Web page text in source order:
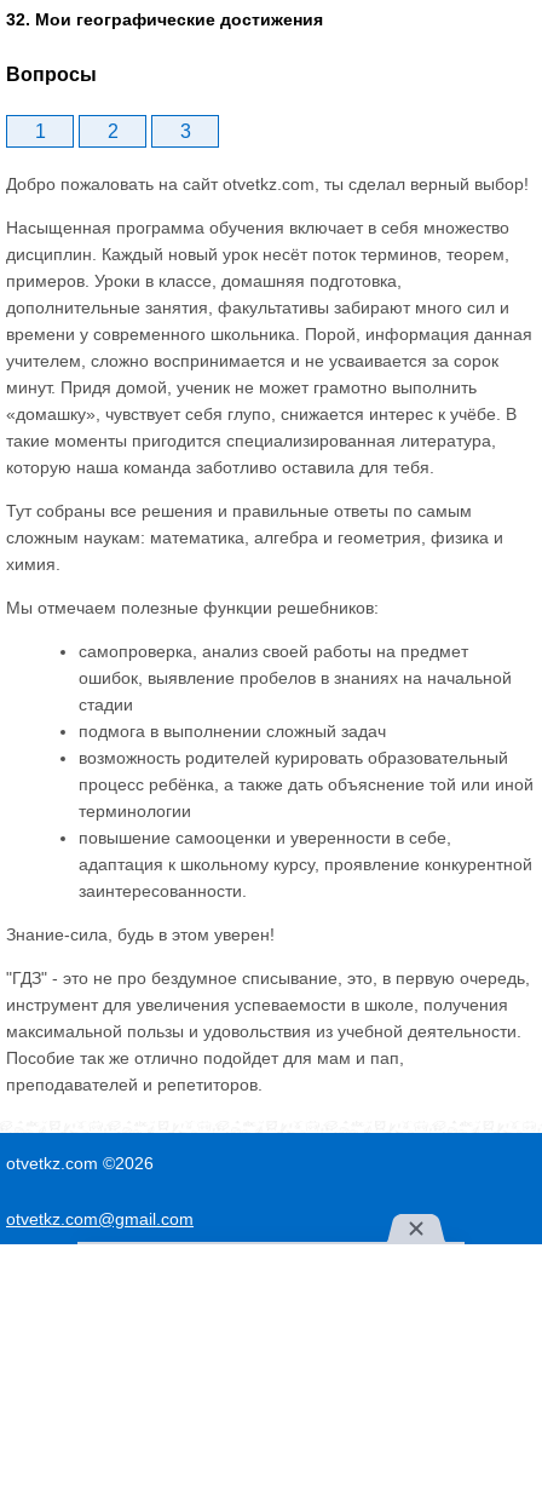
32. Мои географические достижения
Вопросы
1 2 3
Добро пожаловать на сайт otvetkz.com, ты сделал верный выбор!
Насыщенная программа обучения включает в себя множество
дисциплин. Каждый новый урок несёт поток терминов, теорем,
примеров. Уроки в классе, домашняя подготовка,
дополнительные занятия, факультативы забирают много сил и
времени у современного школьника. Порой, информация данная
учителем, сложно воспринимается и не усваивается за сорок
минут. Придя домой, ученик не может грамотно выполнить
«домашку», чувствует себя глупо, снижается интерес к учёбе. В
такие моменты пригодится специализированная литература,
которую наша команда заботливо оставила для тебя.
Тут собраны все решения и правильные ответы по самым
сложным наукам: математика, алгебра и геометрия, физика и
химия.
Мы отмечаем полезные функции решебников:
самопроверка, анализ своей работы на предмет
ошибок, выявление пробелов в знаниях на начальной
стадии
подмога в выполнении сложный задач
возможность родителей курировать образовательный
процесс ребёнка, а также дать объяснение той или иной
терминологии
повышение самооценки и уверенности в себе,
адаптация к школьному курсу, проявление конкурентной
заинтересованности.
Знание-сила, будь в этом уверен!
"ГДЗ" - это не про бездумное списывание, это, в первую очередь,
инструмент для увеличения успеваемости в школе, получения
максимальной пользы и удовольствия из учебной деятельности.
Пособие так же отлично подойдет для мам и пап,
преподавателей и репетиторов.
otvetkz.com ©2026
otvetkz.com@gmail.com